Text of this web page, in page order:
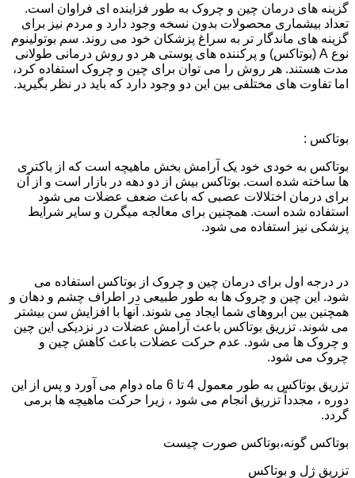
گزینه های درمان چین و چروک به طور فزاینده ای فراوان است.
تعداد بیشماری محصولات بدون نسخه وجود دارد و مردم نیز برای
گزینه های ماندگار تر به سراغ پزشکان خود می روند. سم بوتولینوم
نوع A (بوتاکس) و پرکننده های پوستی هر دو روش درمانی طولانی
مدت هستند. هر روش را می توان برای چین و چروک استفاده کرد،
اما تفاوت های مختلفی بین این دو وجود دارد که باید در نظر بگیرید.
بوتاکس :
بوتاکس به خودی خود یک آرامش بخش ماهیچه است که از باکتری
ها ساخته شده است. بوتاکس بیش از دو دهه در بازار است و از آن
برای درمان اختلالات عصبی که باعث ضعف عضلات می شود
استفاده شده است. همچنین برای معالجه میگرن و سایر شرایط
پزشکی نیز استفاده می شود.
در درجه اول برای درمان چین و چروک از بوتاکس استفاده می
شود. این چین و چروک ها به طور طبیعی در اطراف چشم و دهان و
همچنین بین ابروهای شما ایجاد می شوند. آنها با افزایش سن بیشتر
می شوند. تزریق بوتاکس باعث آرامش عضلات در نزدیکی این چین
و چروک ها می شود. عدم حرکت عضلات باعث کاهش چین و
چروک می شود.
تزریق بوتاکس به طور معمول 4 تا 6 ماه دوام می آورد و پس از این
دوره ، مجدداً تزریق انجام می شود ، زیرا حرکت ماهیچه ها برمی
گردد.
بوتاکس گونه،بوتاکس صورت چیست
تزریق ژل و بوتاکس